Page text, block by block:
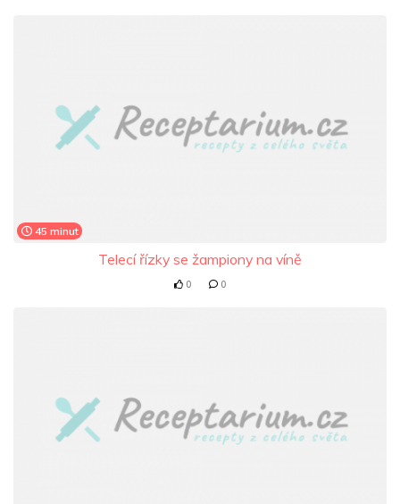
45 minut
Telecí řízky se žampiony na víně
0 0